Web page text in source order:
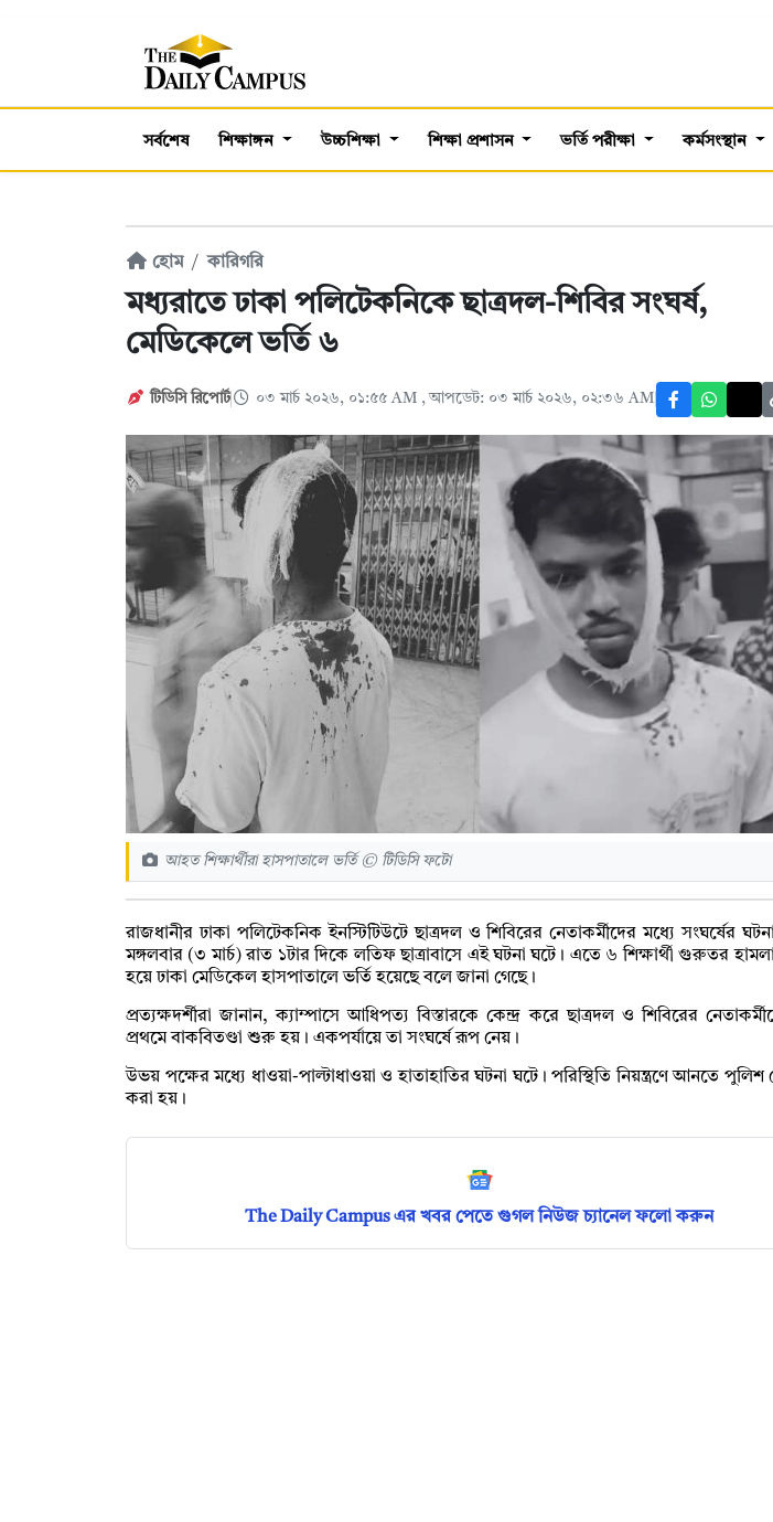
সর্বশেষ শিক্ষাঙ্গন উচ্চশিক্ষা শিক্ষা প্রশাসন ভর্তি পরীক্ষা কর্মসংস্থান
হোম কারিগরি
মধ্যরাতে ঢাকা পলিটেকনিকে ছাত্রদল-শিবির সংঘর্ষ,
মেডিকেলে ভর্তি ৬
টিডিসি রিপোর্ট ০৩ মার্চ ২০২৬, ০১:৫৫ AM , আপডেট: ০৩ মার্চ ২০২৬, ০২:৩৬ AM
আহত শিক্ষার্থীরা হাসপাতালে ভর্তি © টিডিসি ফটো
রাজধানীর ঢাকা পলিটেকনিক ইনস্টিটিউটে ছাত্রদল ও শিবিরের নেতাকর্মীদের মধ্যে সংঘর্ষের
মঙ্গলবার (৩ মার্চ) রাত ১টার দিকে লতিফ ছাত্রাবাসে এই ঘটনা ঘটে। এতে ৬ শিক্ষার্থী গুরুতর
হয়ে ঢাকা মেডিকেল হাসপাতালে ভর্তি হয়েছে বলে জানা গেছে।
প্রত্যক্ষদর্শীরা জানান, ক্যাম্পাসে আধিপত্য বিস্তারকে কেন্দ্র করে ছাত্রদল ও শিবিরের
প্রথমে বাকবিতণ্ডা শুরু হয়। একপর্যায়ে তা সংঘর্ষে রূপ নেয়।
উভয় পক্ষের মধ্যে ধাওয়া-পাল্টাধাওয়া ও হাতাহাতির ঘটনা ঘটে। পরিস্থিতি নিয়ন্ত্রণে আনতে পুলিশ
করা হয়।
The Daily Campus এর খবর পেতে গুগল নিউজ চ্যানেল ফলো করুন